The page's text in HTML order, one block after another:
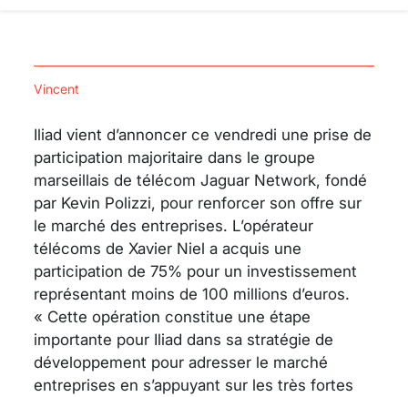
Vincent
Iliad vient d’annoncer ce vendredi une prise de
participation majoritaire dans le groupe
marseillais de télécom Jaguar Network, fondé
par Kevin Polizzi, pour renforcer son offre sur
le marché des entreprises. L’opérateur
télécoms de Xavier Niel a acquis une
participation de 75% pour un investissement
représentant moins de 100 millions d’euros.
« Cette opération constitue une étape
importante pour Iliad dans sa stratégie de
développement pour adresser le marché
entreprises en s’appuyant sur les très fortes